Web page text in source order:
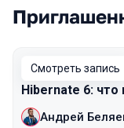
Смотреть запись
Hibernate 6:
Андрей